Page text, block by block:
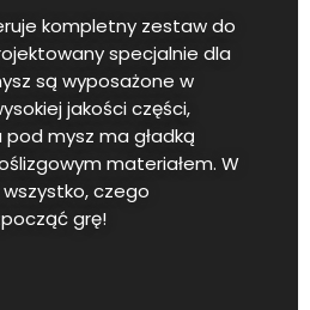
kompletny zestaw do
specjalnie dla
są wyposażone w
jakości części,
mysz ma gładką
materiałem. W
czego
grę!